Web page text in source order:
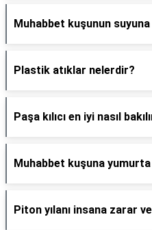
Muhabbet kuşunun
Plastik atıklar nelerdir?
Paşa kılıcı en iyi nasıl
Muhabbet kuşuna
Piton yılanı insana zarar